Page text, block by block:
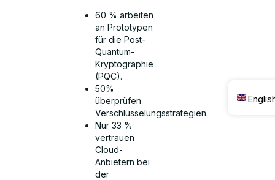
60 % arbeiten
an Prototypen
für die Post-
Quantum-
Kryptographie
(PQC).
50%
überprüfen
Verschlüsselungsstrategien.
Nur 33 %
vertrauen
Cloud-
Anbietern bei
der